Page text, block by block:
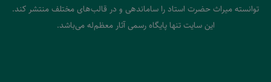
توانسته میراث حضرت استاد را ساماندهی و در قالب‌های مختلف منتشر کند.
این سایت تنها پایگاه رسمی آثار معظم‌له می‌باشد.